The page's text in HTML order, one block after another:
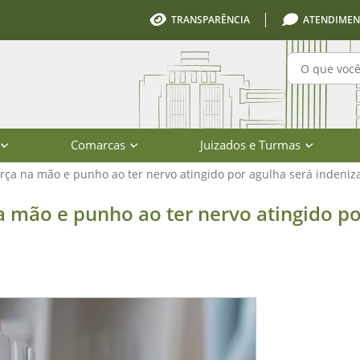
TRANSPARÊNCIA
Comarcas Juizados e Turmas
na mão e punho ao ter nervo atingido por agulha será
ao ter nervo atingido por
mão e punho ao ter nervo atingido